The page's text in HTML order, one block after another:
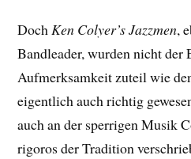
DochKen Colyer’s Jazzmen,
Bandleader, wurden nicht der
Aufmerksamkeit zuteil wie
eigentlich auch richtig
auch an der sperrigen Musik
rigoros der Tradition